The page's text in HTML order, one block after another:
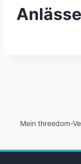
Anlässe
Mein threedom-